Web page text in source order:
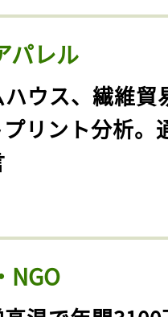
パレル
ハウス、繊維貿
リント分析。
NGO